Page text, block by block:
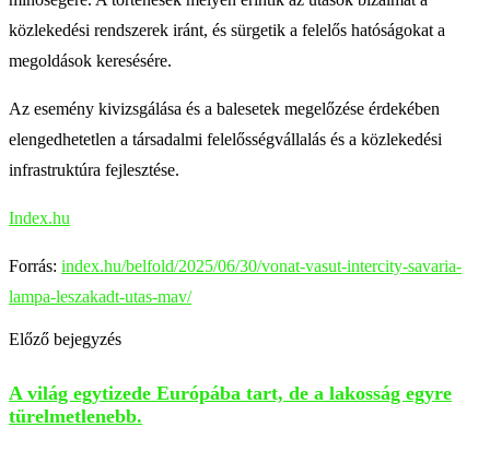
közlekedési rendszerek iránt, és sürgetik a felelős hatóságokat a
megoldások keresésére.
Az esemény kivizsgálása és a balesetek megelőzése érdekében
elengedhetetlen a társadalmi felelősségvállalás és a közlekedési
infrastruktúra fejlesztése.
Index.hu
Forrás: index.hu/belfold/2025/06/30/vonat-vasut-intercity-savaria-
lampa-leszakadt-utas-mav/
Előző bejegyzés
A világ egytizede Európába tart, de a lakosság egyre
türelmetlenebb.